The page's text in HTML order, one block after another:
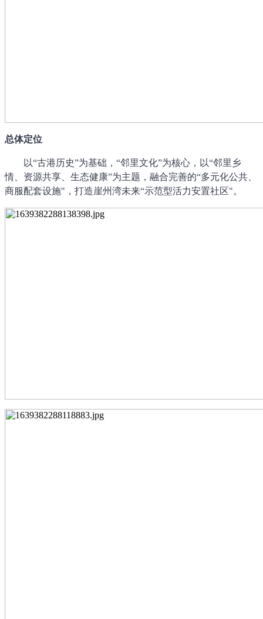
总体定位
以“古港历史”为基础，“邻里文化”为核心，以“邻里乡
情、资源共享、生态健康”为主题，融合完善的“多元化公共、
商服配套设施"，打造崖州湾未来“示范型活力安置社区"。